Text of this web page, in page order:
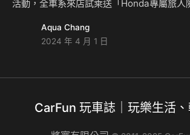
活動，全車系來店試乘送「Honda專屬旅人
盡享愜意生活。歡迎消費者即刻至全國
或至官網 https://www.honda-
此外Honda Taiwan為鼓勵小朋友們表達心
Aqua Chang
2024 年 4 月 1 日
CarFun 玩車誌｜玩樂生活